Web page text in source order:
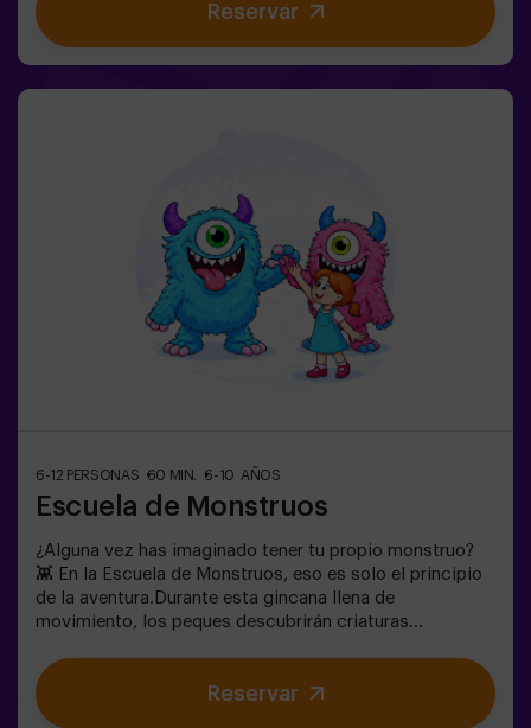
Jardín Secreto de la Reina. ¿Estás preparado para
emprender el viaje más emocionante de tu vida? ✨Juego
Reservar
6-12 PERSONAS 60 MIN. 6-10 AÑOS
Escuela de Monstruos
¿Alguna vez has imaginado tener tu propio monstruo?
👾 En la Escuela de Monstruos, eso es solo el principio
de la aventura.Durante esta gincana llena de
movimiento, los peques descubrirán criaturas
aprenderán a identificarlas como auténticos
exploradores.Cada reto les llevará a moverse, pensar y
colaborar en equipo… mientras se sumergen en un
Reservar